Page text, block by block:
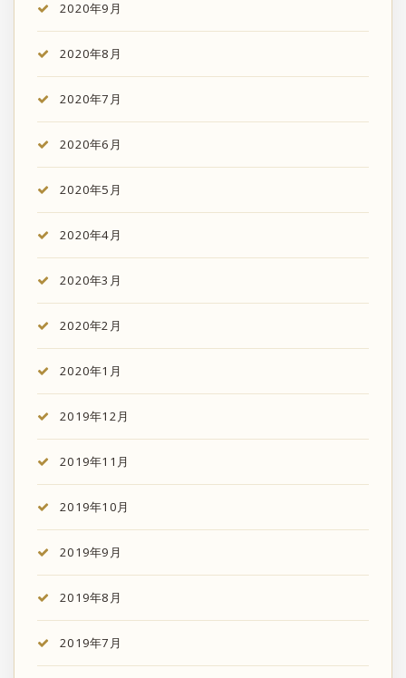
2020年9月
2020年8月
2020年7月
2020年6月
2020年5月
2020年4月
2020年3月
2020年2月
2020年1月
2019年12月
2019年11月
2019年10月
2019年9月
2019年8月
2019年7月